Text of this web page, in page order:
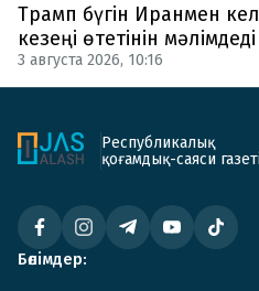
Трамп бүгін Иранмен
кезеңі өтетінін мәлімдеді
3 августа 2026, 10:16
Республикалық
қоғамдық-саяси газеті
Бөлімдер: